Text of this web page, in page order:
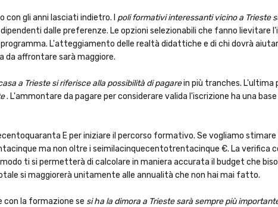
gli anni lasciati indietro. I poli formativi interessanti vicino a Trieste
dalle preferenze. Le opzioni selezionabili che fanno lievitare
programma. L'atteggiamento delle realtà didattiche e di chi dovrà
da affrontare sarà maggiore.
a Trieste si riferisce alla possibilità di pagarein più tranches. L'ultima
. L'ammontare da pagare per considerare valida l'iscrizione ha una
E per iniziare il percorso formativo. Se vogliamo stimare
ma non oltre i seimilacinquecentotrentacinque €. La verifica
ti si permetterà di calcolare in maniera accurata il budget che
si maggiorerà unitamente alle annualità che non hai mai fatto.
con la formazione se si ha la dimora a Trieste sarà sempre più